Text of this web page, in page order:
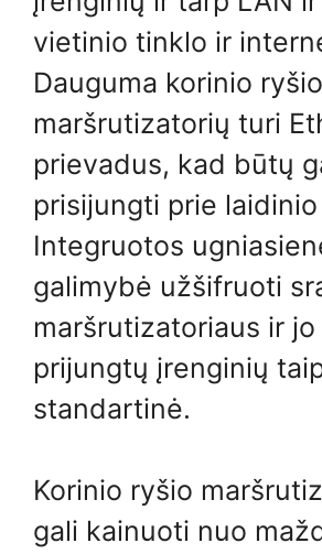
vietinio tinklo ir
Dauguma korinio ryšio
maršrutizatorių turi
prievadus, kad būtų
prisijungti prie
Integruotos
galimybė užšifruoti
maršrutizatoriaus ir
prijungtų įrenginių
standartinė.
Korinio ryšio
gali kainuoti nuo